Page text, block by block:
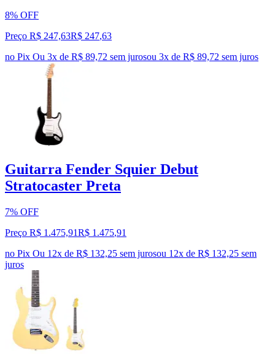
8% OFF
Preço R$ 247,63R$ 247,63
no Pix Ou 3x de R$ 89,72 sem jurosou 3x de R$ 89,72 sem juros
Guitarra Fender Squier Debut
Stratocaster Preta
7% OFF
Preço R$ 1.475,91R$ 1.475,91
no Pix Ou 12x de R$ 132,25 sem jurosou 12x de R$ 132,25 sem
juros